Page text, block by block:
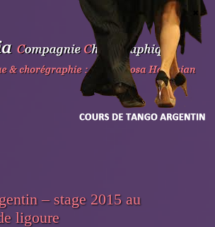
– stage 2015 au
ligoure